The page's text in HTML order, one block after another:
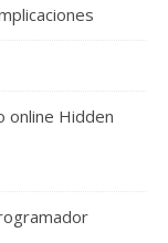
online Hidden